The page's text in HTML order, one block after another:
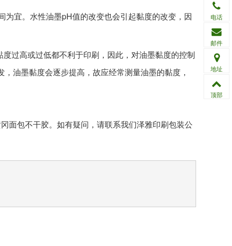
宜。水性油墨pH值的改变也会引起黏度的改变，因
过高或过低都不利于印刷，因此，对油墨黏度的控制
油墨黏度会逐步提高，故应经常测量油墨的黏度，
包不干胶。如有疑问，请联系我们泽雅印刷包装公
电话
邮件
地址
顶部